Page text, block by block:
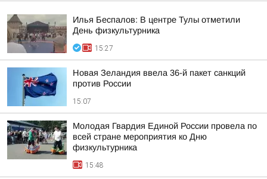
Илья Беспалов: В центре Тулы отметили
День физкультурника
15:27
Новая Зеландия ввела 36-й пакет санкций
против России
15:07
Молодая Гвардия Единой России провела по
всей стране мероприятия ко Дню
физкультурника
15:48